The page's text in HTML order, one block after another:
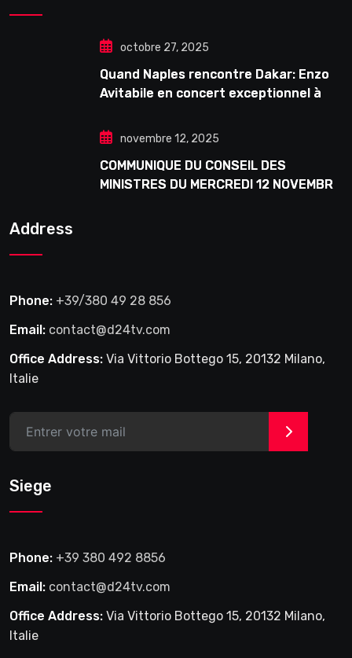
octobre 27, 2025
Quand Naples rencontre Dakar: Enzo
Avitabile en concert exceptionnel à
novembre 12, 2025
COMMUNIQUE DU CONSEIL DES
MINISTRES DU MERCREDI 12 NOVEMBRE
Address
Phone: +39/380 49 28 856
Email: contact@d24tv.com
Office Address: Via Vittorio Bottego 15, 20132 Milano,
Italie
>
Siege
Phone: +39 380 492 8856
Email: contact@d24tv.com
Office Address: Via Vittorio Bottego 15, 20132 Milano,
Italie